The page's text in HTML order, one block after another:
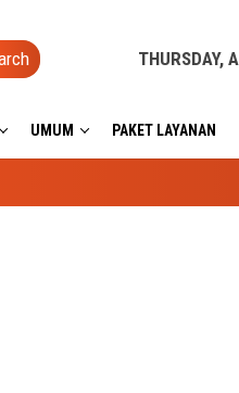
THURSDAY,
UMUM PAKET LAYANAN